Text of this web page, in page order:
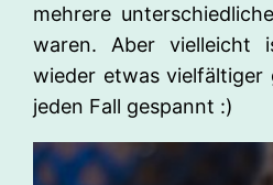
mehrere
waren. Aber vielleicht
wieder etwas
jeden Fall gespannt :)